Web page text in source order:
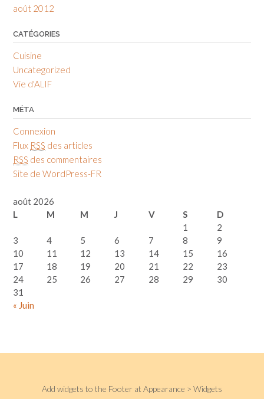
août 2012
CATÉGORIES
Cuisine
Uncategorized
Vie d'ALIF
MÉTA
Connexion
Flux RSS des articles
RSS des commentaires
Site de WordPress-FR
août 2026
L
M M J V S D
« Juin
1
2
3
4 5 6 7 8
9
10
11 12 13 14 15
16
17
18 19 20 21 22
23
24
25 26 27 28 29
30
31
Add widgets to the Footer at Appearance > Widgets